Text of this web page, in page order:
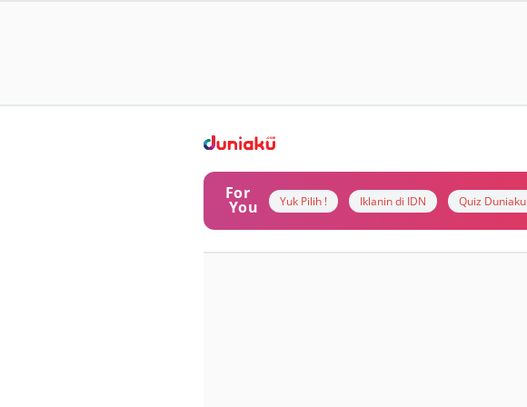
For
You Yuk Pilih ! Iklanin di IDN Quiz Duniaku